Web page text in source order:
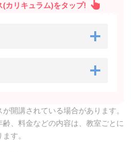
(カリキュラム)をタップ!
が開講されている場合があります。
齢、料金などの内容は、教室ごとに
す。